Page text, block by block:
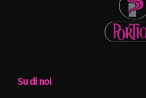
Su di noi